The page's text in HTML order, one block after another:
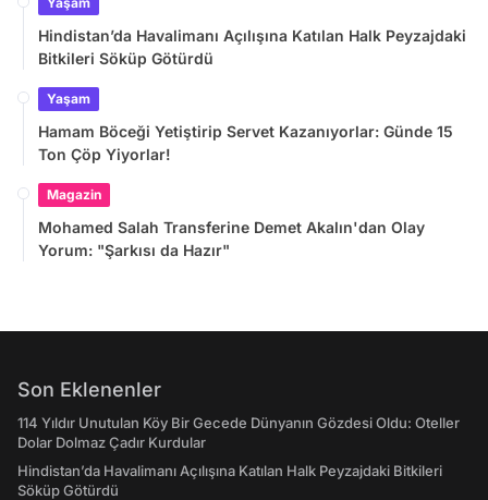
Hindistan’da Havalimanı Açılışına Katılan Halk Peyzajdaki
Bitkileri Söküp Götürdü
Yaşam
Hamam Böceği Yetiştirip Servet Kazanıyorlar: Günde 15
Ton Çöp Yiyorlar!
Magazin
Mohamed Salah Transferine Demet Akalın'dan Olay
Yorum: "Şarkısı da Hazır"
Son Eklenenler
114 Yıldır Unutulan Köy Bir Gecede Dünyanın Gözdesi Oldu: Oteller
Dolar Dolmaz Çadır Kurdular
Hindistan’da Havalimanı Açılışına Katılan Halk Peyzajdaki Bitkileri
Söküp Götürdü